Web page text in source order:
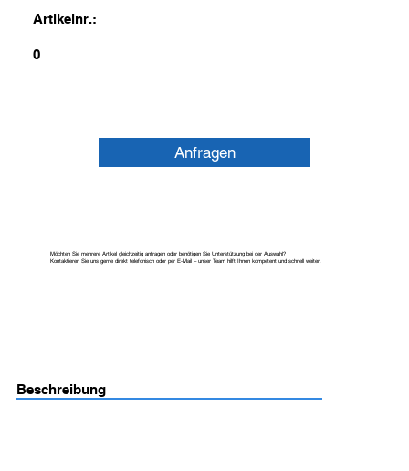
Artikelnr.:
0
Anfragen
Möchten Sie mehrere Artikel gleichzeitig anfragen oder benötigen Sie Unterstützung bei der Auswahl?
Kontaktieren Sie uns gerne direkt telefonisch oder per E-Mail – unser Team hilft Ihnen kompetent und schnell weiter.
Beschreibung